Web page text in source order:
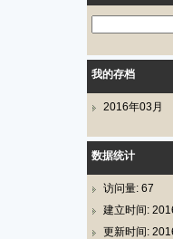
我的存档
2016年03月
数据统计
访问量: 67
建立时间:
更新时间: